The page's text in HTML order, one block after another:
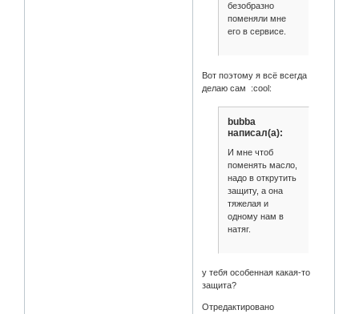
безобразно
поменяли мне
его в сервисе.
Вот поэтому я всё всегда
делаю сам :cool:
bubba
написал(а):
И мне чтоб
поменять масло,
надо в открутить
защиту, а она
тяжелая и
одному нам в
натяг.
у тебя особенная какая-то
защита?
Отредактировано